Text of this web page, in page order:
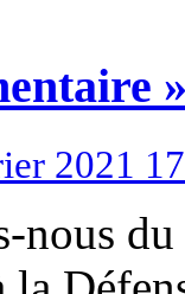
2021
nous